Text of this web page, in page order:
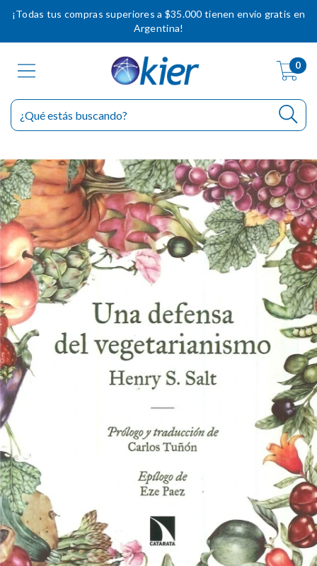
¡Todas tus compras superiores a $35.000 tienen envío gratis en
Argentina!
0